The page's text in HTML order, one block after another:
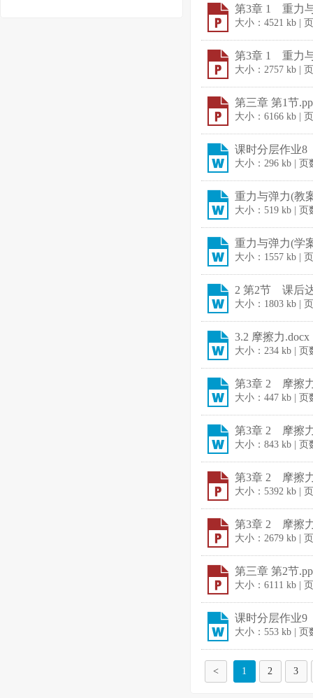
第3章 1 重力
大小：4521 kb |
第3章 1 重力
大小：2757 kb |
第三章 第1节
大小：6166 kb |
课时分层作业
大小：296 kb |
重力与弹力(教
大小：519 kb |
重力与弹力(学
大小：1557 kb |
2 第2节 课后
大小：1803 kb |
3.2 摩擦力.docx
大小：234 kb |
第3章 2 摩擦
大小：447 kb |
第3章 2 摩擦
大小：843 kb |
第3章 2 摩擦
大小：5392 kb |
第3章 2 摩擦
大小：2679 kb |
第三章 第2节
大小：6111 kb |
课时分层作业
大小：553 kb |
< 1 2 3